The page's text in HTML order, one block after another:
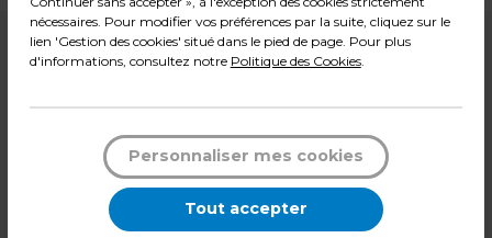
4,59€ HT
5,51€ TTC*
Pqt de 500
Quantité - +
nécessaires. Pour modifier vos préférences par la suite, cliquez sur le
lien 'Gestion des cookies' situé dans le pied de page. Pour plus
d'informations, consultez notre Politique des Cookies.
Personnaliser mes cookies
Tout accepter